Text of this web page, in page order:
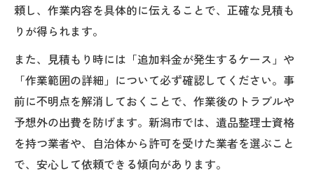
頼し、作業内容を具体的に伝えることで、正確な見積も
りが得られます。
また、見積もり時には「追加料金が発生するケース」や
「作業範囲の詳細」について必ず確認してください。事
前に不明点を解消しておくことで、作業後のトラブルや
予想外の出費を防げます。新潟市では、遺品整理士資格
を持つ業者や、自治体から許可を受けた業者を選ぶこと
で、安心して依頼できる傾向があります。